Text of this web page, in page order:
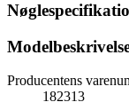
Producentens
182313